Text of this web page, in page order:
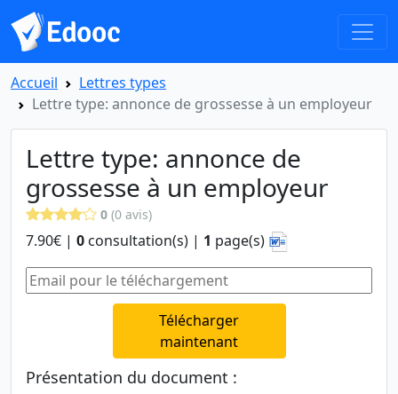
Accueil
Lettres types
Lettre type: annonce de grossesse à un employeur
Lettre type: annonce de
grossesse à un employeur
0 (0 avis)
7.90€ | 0 consultation(s) | 1 page(s)
Télécharger
maintenant
Présentation du document :